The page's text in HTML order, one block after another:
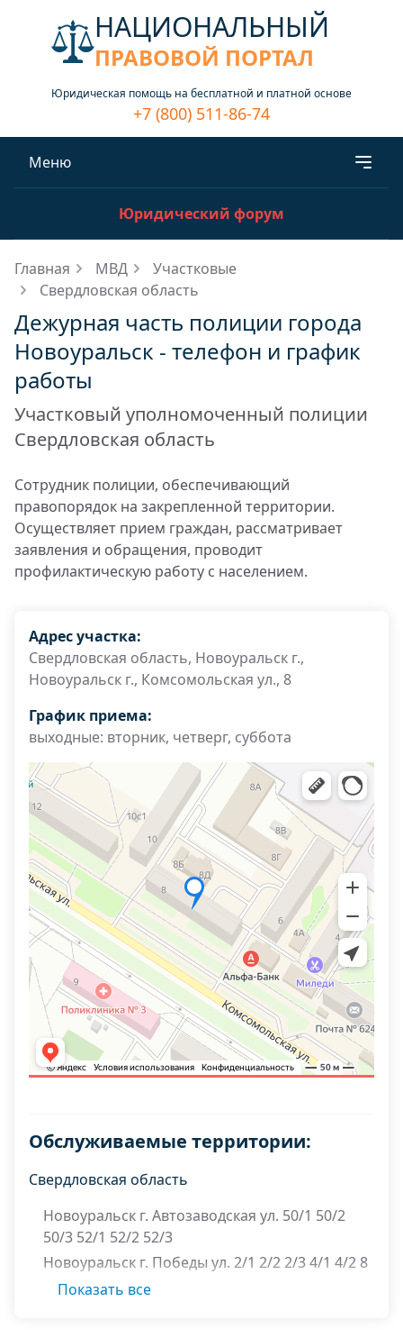
НАЦИОНАЛЬНЫЙ
ПРАВОВОЙ ПОРТАЛ
Юридическая помощь на бесплатной и платной основе
+7 (800) 511-86-74
Меню
Юридический форум
Главная МВД
Участковые
Свердловская область
Дежурная часть полиции города
Новоуральск - телефон и график
работы
Участковый уполномоченный полиции
Свердловская область
Сотрудник полиции, обеспечивающий
правопорядок на закрепленной территории.
Осуществляет прием граждан, рассматривает
заявления и обращения, проводит
профилактическую работу с населением.
Адрес участка:
Свердловская область, Новоуральск г.,
Новоуральск г., Комсомольская ул., 8
График приема:
выходные: вторник, четверг, суббота
Обслуживаемые территории:
Свердловская область
Новоуральск г. Автозаводская ул. 50/1 50/2
50/3 52/1 52/2 52/3
Новоуральск г. Победы ул. 2/1 2/2 2/3 4/1 4/2 8
10Показать все